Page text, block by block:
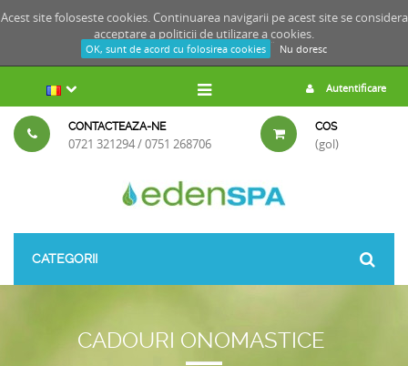
Acest site foloseste cookies. Continuarea navigarii pe acest site se considera
acceptare a politicii de utilizare a cookies.
OK, sunt de acord cu folosirea cookies Nu doresc
Autentificare
CONTACTEAZA-NE
0721 321294 / 0751 268706
COS
(gol)
CATEGORII
CADOURI ONOMASTICE